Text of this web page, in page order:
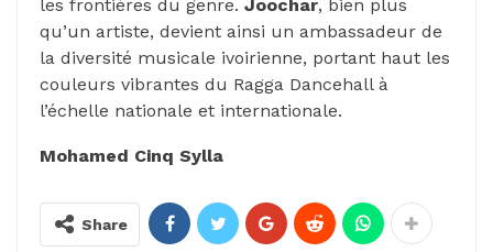
les frontières du genre. Joochar, bien plus
qu’un artiste, devient ainsi un ambassadeur de
la diversité musicale ivoirienne, portant haut les
couleurs vibrantes du Ragga Dancehall à
l’échelle nationale et internationale.
Mohamed Cinq Sylla
Share